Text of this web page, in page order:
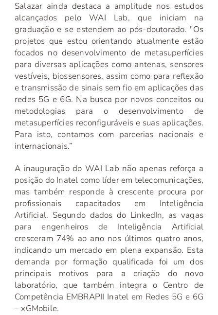
Salazar ainda destaca a amplitude nos estudos
alcançados pelo WAI Lab, que iniciam na
graduação e se estendem ao pós-doutorado. "Os
projetos que estou orientando atualmente estão
focados no desenvolvimento de metasuperfícies
para diversas aplicações como antenas, sensores
vestíveis, biossensores, assim como para reflexão
e transmissão de sinais sem fio em aplicações das
redes 5G e 6G. Na busca por novos conceitos ou
metodologias para o desenvolvimento de
metasuperfícies reconfiguráveis e suas aplicações.
Para isto, contamos com parcerias nacionais e
internacionais.”
A inauguração do WAI Lab não apenas reforça a
posição do Inatel como líder em telecomunicações,
mas também responde à crescente procura por
profissionais capacitados em Inteligência
Artificial. Segundo dados do LinkedIn, as vagas
para engenheiros de Inteligência Artificial
cresceram 74% ao ano nos últimos quatro anos,
indicando um mercado em plena expansão. Esta
demanda por formação qualificada foi um dos
principais motivos para a criação do novo
laboratório, que também integra o Centro de
Competência EMBRAPII Inatel em Redes 5G e 6G
– xGMobile.